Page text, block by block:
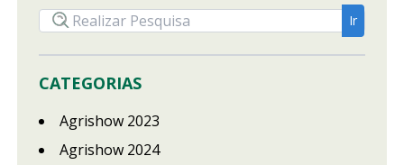
CATEGORIAS
Agrishow 2023
Agrishow 2024